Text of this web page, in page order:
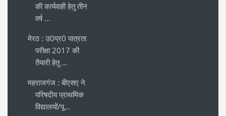
की कार्यवाही हेतु तीन
वर्ष ...
मेरठ : उ0प्र0 पात्रता
परीक्षा 2017 की
तैयारी हेतु ...
महराजगंज : बीएसए ने
परिषदीय प्राथमिक
विद्यालयों/पू...